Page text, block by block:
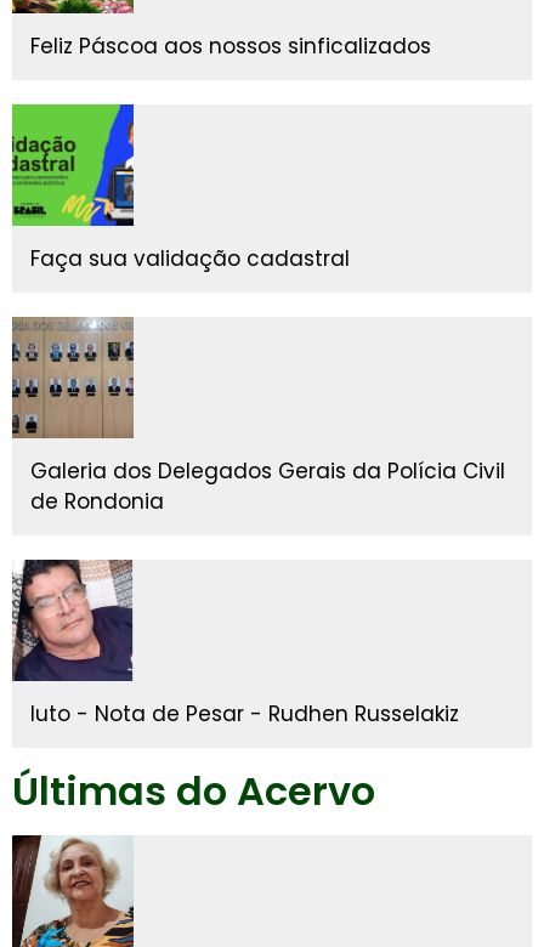
Feliz Páscoa aos nossos sinficalizados
Faça sua validação cadastral
Galeria dos Delegados Gerais da Polícia Civil
de Rondonia
luto - Nota de Pesar - Rudhen Russelakiz
Últimas do Acervo